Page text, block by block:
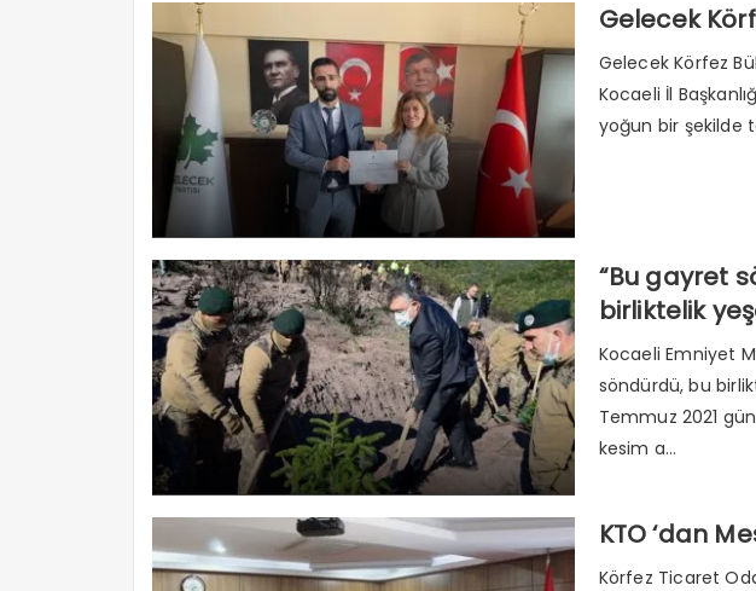
Gelecek
Gelecek Körfez
Kocaeli İl
yoğun bir şekilde
“Bu gayret
birliktelik
Kocaeli Emniyet
söndürdü, bu
Temmuz 2021
kesim a...
KTO ‘dan
Körfez Ticaret